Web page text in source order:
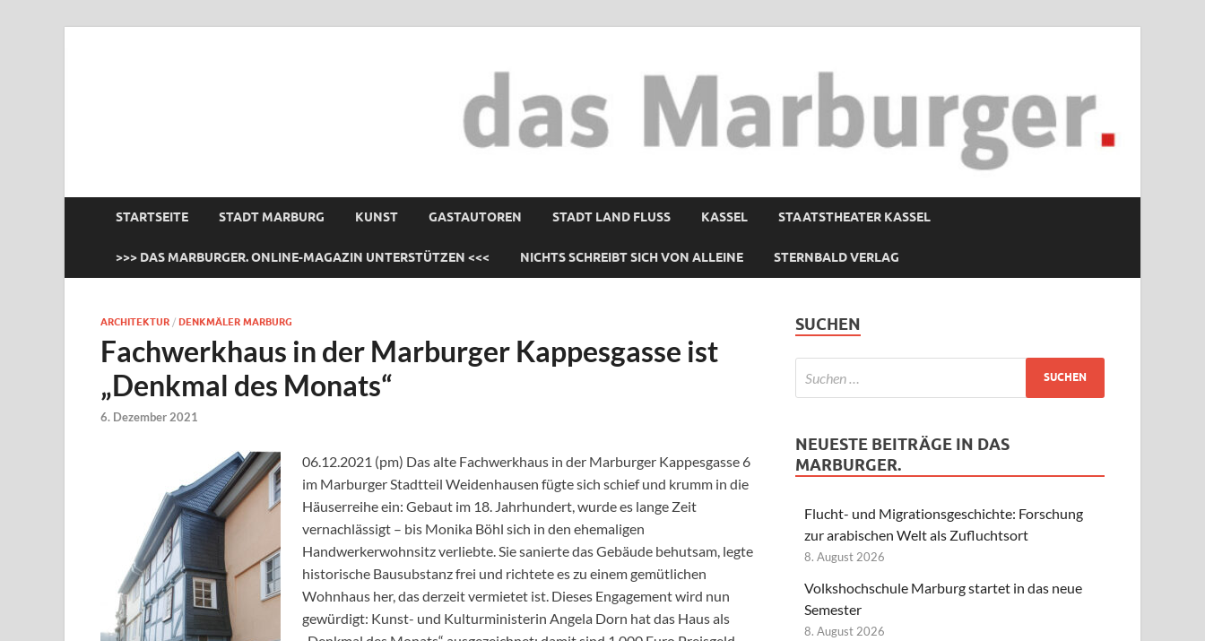
STARTSEITE STADT MARBURG KUNST GASTAUTOREN STADT LAND FLUSS KASSEL STAATSTHEATER KASSEL
>>> DAS MARBURGER. ONLINE-MAGAZIN UNTERSTÜTZEN <<< NICHTS SCHREIBT SICH VON ALLEINE STERNBALD VERLAG
ARCHITEKTUR / DENKMÄLER MARBURG
Fachwerkhaus in der Marburger Kappesgasse ist
„Denkmal des Monats“
6. Dezember 2021
06.12.2021 (pm) Das alte Fachwerkhaus in der Marburger Kappesgasse 6
im Marburger Stadtteil Weidenhausen fügte sich schief und krumm in die
Häuserreihe ein: Gebaut im 18. Jahrhundert, wurde es lange Zeit
vernachlässigt – bis Monika Böhl sich in den ehemaligen
Handwerkerwohnsitz verliebte. Sie sanierte das Gebäude behutsam, legte
historische Bausubstanz frei und richtete es zu einem gemütlichen
Wohnhaus her, das derzeit vermietet ist. Dieses Engagement wird nun
gewürdigt: Kunst- und Kulturministerin Angela Dorn hat das Haus als
SUCHEN
NEUESTE BEITRÄGE IN DAS
MARBURGER.
Flucht- und Migrationsgeschichte: Forschung
zur arabischen Welt als Zufluchtsort
8. August 2026
Volkshochschule Marburg startet in das neue
Semester
8. August 2026